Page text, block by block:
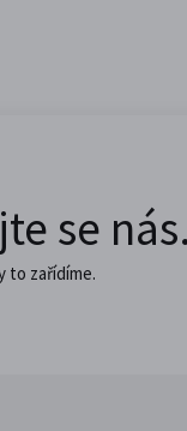
se
to zařídíme.